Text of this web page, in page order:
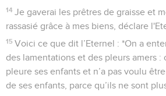
14 Je gaverai les prêtres de graisse et
rassasié grâce à mes biens, déclare
15 Voici ce que dit l’Eternel : *On a
des lamentations et des pleurs amers :
pleure ses enfants et n’a pas voulu
de ses enfants, parce qu’ils ne sont